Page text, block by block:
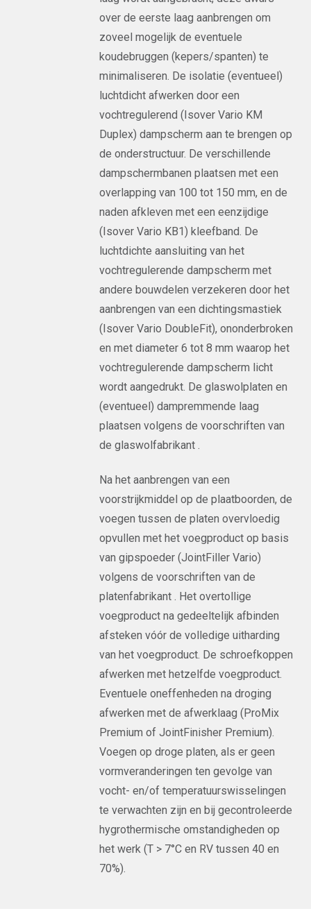
over de eerste laag aanbrengen om
zoveel mogelijk de eventuele
koudebruggen (kepers/spanten) te
minimaliseren. De isolatie (eventueel)
luchtdicht afwerken door een
vochtregulerend (Isover Vario KM
Duplex) dampscherm aan te brengen op
de onderstructuur. De verschillende
dampschermbanen plaatsen met een
overlapping van 100 tot 150 mm, en de
naden afkleven met een eenzijdige
(Isover Vario KB1) kleefband. De
luchtdichte aansluiting van het
vochtregulerende dampscherm met
andere bouwdelen verzekeren door het
aanbrengen van een dichtingsmastiek
(Isover Vario DoubleFit), ononderbroken
en met diameter 6 tot 8 mm waarop het
vochtregulerende dampscherm licht
wordt aangedrukt. De glaswolplaten en
(eventueel) dampremmende laag
plaatsen volgens de voorschriften van
de glaswolfabrikant .
Na het aanbrengen van een
voorstrijkmiddel op de plaatboorden, de
voegen tussen de platen overvloedig
opvullen met het voegproduct op basis
van gipspoeder (JointFiller Vario)
volgens de voorschriften van de
platenfabrikant . Het overtollige
voegproduct na gedeeltelijk afbinden
afsteken vóór de volledige uitharding
van het voegproduct. De schroefkoppen
afwerken met hetzelfde voegproduct.
Eventuele oneffenheden na droging
afwerken met de afwerklaag (ProMix
Premium of JointFinisher Premium).
Voegen op droge platen, als er geen
vormveranderingen ten gevolge van
vocht- en/of temperatuurswisselingen
te verwachten zijn en bij gecontroleerde
hygrothermische omstandigheden op
het werk (T > 7°C en RV tussen 40 en
70%).